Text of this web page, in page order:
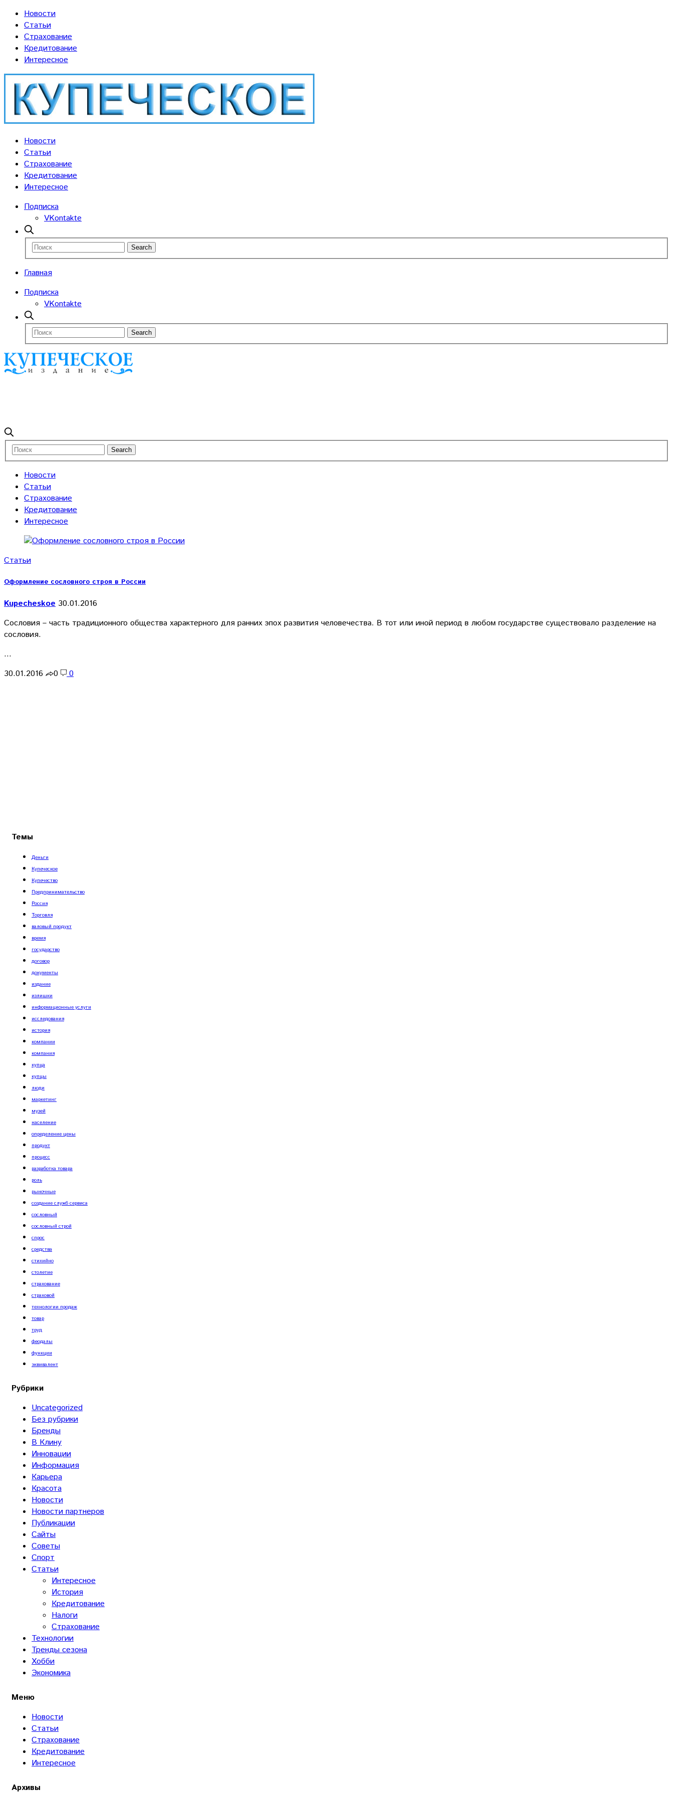
Новости
Статьи
Страхование
Кредитование
Интересное
Новости
Статьи
Страхование
Кредитование
Интересное
Подписка
VKontakte
Главная
Подписка
VKontakte
Новости
Статьи
Страхование
Кредитование
Интересное
Статьи
Оформление сословного строя в России
Kupecheskoe 30.01.2016
Сословия – часть традиционного общества характерного для ранних эпох развития человечества. В тот или иной период в любом государстве существовало разделение на
сословия.
…
30.01.2016
0 0
Темы
Деньги
Купеческое
Купечество
Предпринимательство
Россия
Торговля
валовый продукт
время
государство
договор
документы
издание
излишки
информационные услуги
исследования
история
компании
компания
купца
купцы
люди
маркетинг
музей
население
определение цены
продукт
процесс
разработка товара
роль
рыночные
создание служб сервиса
сословный
сословный строй
спрос
средства
стихийно
столетие
страхование
страховой
технологии продаж
товар
труд
феодалы
функции
эквивалент
Рубрики
Uncategorized
Без рубрики
Бренды
В Клину
Инновации
Информация
Карьера
Красота
Новости
Новости партнеров
Публикации
Сайты
Советы
Спорт
Статьи
Интересное
История
Кредитование
Налоги
Страхование
Технологии
Тренды сезона
Хобби
Экономика
Меню
Новости
Статьи
Страхование
Кредитование
Интересное
Архивы